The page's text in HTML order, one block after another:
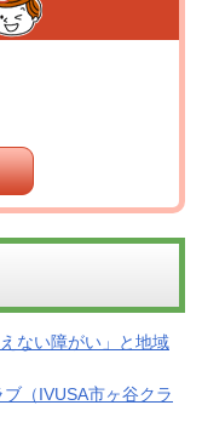
ない障がい」と地域
（IVUSA市ヶ谷クラ